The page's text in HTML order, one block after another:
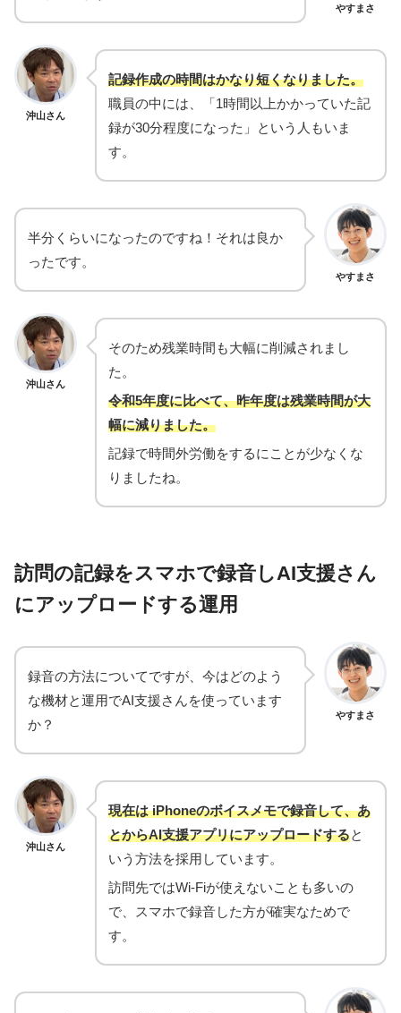
やすまさ
沖山さん
記録作成の時間はかなり短くなりました。
職員の中には、「1時間以上かかっていた記
録が30分程度になった」という人もいま
す。
やすまさ
半分くらいになったのですね！それは良か
ったです。
沖山さん
そのため残業時間も大幅に削減されまし
た。
令和5年度に比べて、昨年度は残業時間が大
幅に減りました。
記録で時間外労働をするにことが少なくな
りましたね。
訪問の記録をスマホで録音しAI支援さん
にアップロードする運用
やすまさ
録音の方法についてですが、今はどのよう
な機材と運用でAI支援さんを使っています
か？
沖山さん
現在は iPhoneのボイスメモで録音して、あ
とからAI支援アプリにアップロードすると
いう方法を採用しています。
訪問先ではWi-Fiが使えないことも多いの
で、スマホで録音した方が確実なためで
す。